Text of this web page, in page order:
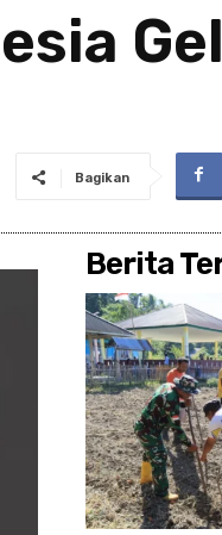
Bagikan
Berita